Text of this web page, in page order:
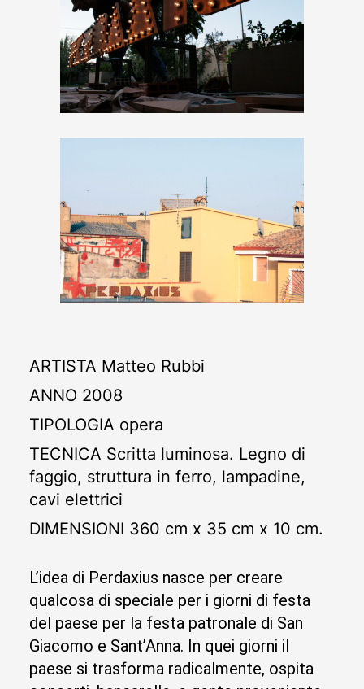
ARTISTA Matteo Rubbi
ANNO 2008
TIPOLOGIA opera
TECNICA Scritta luminosa. Legno di
faggio, struttura in ferro, lampadine,
cavi elettrici
DIMENSIONI 360 cm x 35 cm x 10 cm.
L’idea di Perdaxius nasce per creare
qualcosa di speciale per i giorni di festa
del paese per la festa patronale di San
Giacomo e Sant’Anna. In quei giorni il
paese si trasforma radicalmente, ospita